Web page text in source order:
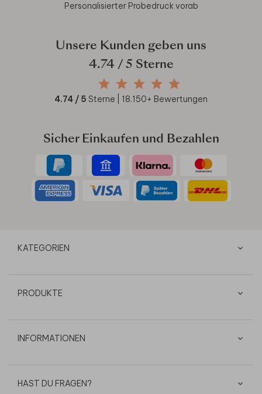
Personalisierter Probedruck vorab
Unsere Kunden geben uns
4.74/ 5 Sterne
4.74 / 5 Sterne | 18.150+ Bewertungen
Sicher Einkaufen und Bezahlen
KATEGORIEN
PRODUKTE
INFORMATIONEN
HAST DU FRAGEN?